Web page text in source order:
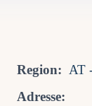
Region: AT
Adresse: